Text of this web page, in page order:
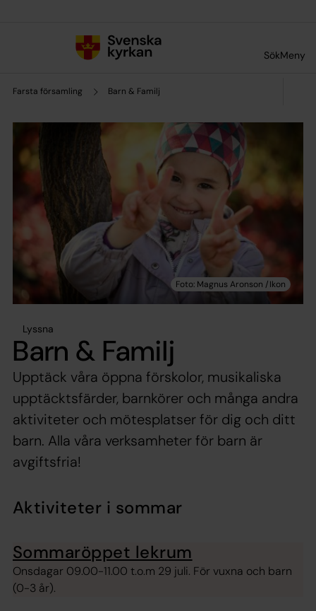
SökMeny
Farsta församling Barn & Familj
Lyssna
Barn & Familj
Upptäck våra öppna förskolor, musikaliska
upptäcktsfärder, barnkörer och många andra
aktiviteter och mötesplatser för dig och ditt
barn. Alla våra verksamheter för barn är
avgiftsfria!
Aktiviteter i sommar
Sommaröppet lekrum
Onsdagar 09.00-11.00 t.o.m 29 juli. För vuxna och barn
(0-3 år).